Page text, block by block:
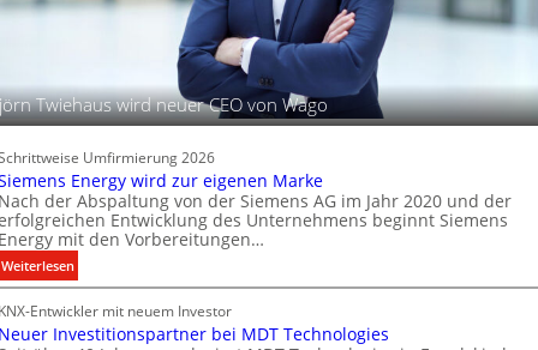
c
u
n
g
s
t
e
c
h
n
i
k
r
k
t
t
e
n
Twiehaus wird neuer CEO von Wago
Umfirmierung 2026
Energy wird zur eigenen Marke
der Abspaltung von der Siemens AG im Jahr 2020 und der
Entwicklung des Unternehmens beginnt Siemens
mit den Vorbereitungen…
Weiterlesen:
S
i
e
Entwickler mit neuem Investor
Investitionspartner bei MDT Technologies